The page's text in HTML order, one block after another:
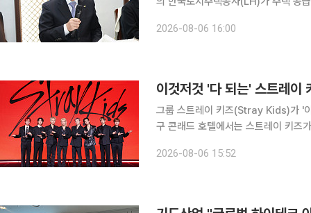
2026-08-06 16:00
이것저것 '다 되는' 스트레
그룹 스트레이 키즈(Stray Kids)가 '이것 저
구 콘래드 호텔에서는 스트레이 키즈
필릭스, 승민, 아이엔이 참석해 신
2026-08-06 15:52